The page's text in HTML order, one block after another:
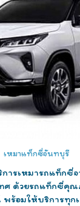
เหมาแท็กซี่จันทบุรี
การเหมารถแท็กซี่
ทศ ด้วยรถแท็กซี่คุ
ร้อมให้บริการทุกเ